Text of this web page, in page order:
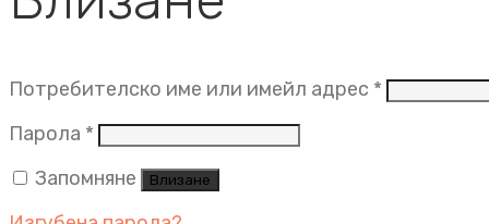
Потребителско име или имейл адрес *
Парола * Задължително
Запомняне
Влизане